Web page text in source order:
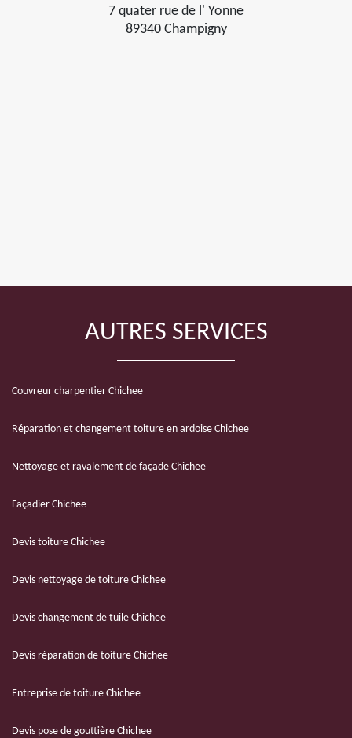
7 quater rue de l' Yonne
89340 Champigny
AUTRES SERVICES
Couvreur charpentier Chichee
Réparation et changement toiture en ardoise Chichee
Nettoyage et ravalement de façade Chichee
Façadier Chichee
Devis toiture Chichee
Devis nettoyage de toiture Chichee
Devis changement de tuile Chichee
Devis réparation de toiture Chichee
Entreprise de toiture Chichee
Devis pose de gouttière Chichee